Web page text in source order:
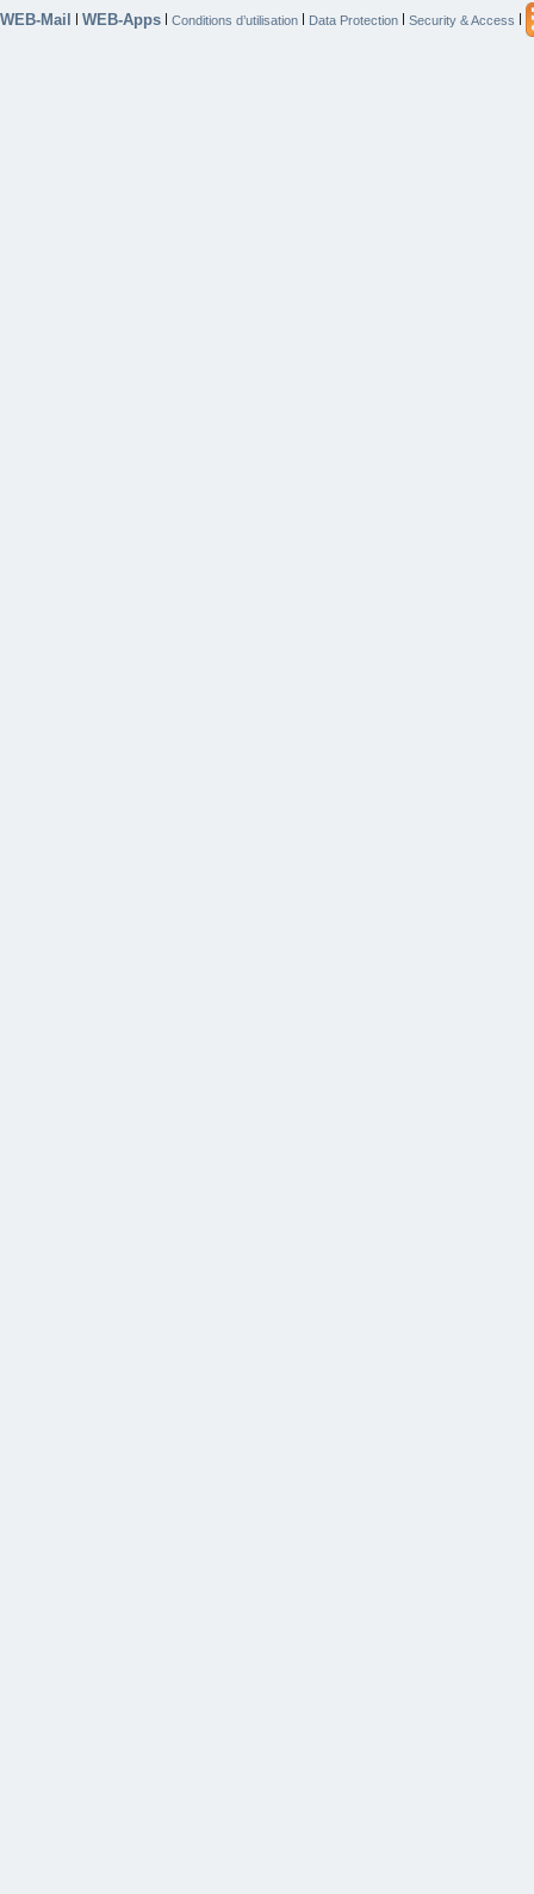
WEB-Mail | WEB-Apps | Conditions d’utilisation | Data Protection | Security & Access |